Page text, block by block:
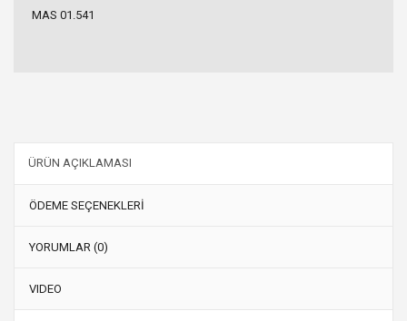
MAS 01.541
ÜRÜN AÇIKLAMASI
ÖDEME SEÇENEKLERİ
YORUMLAR (0)
VIDEO